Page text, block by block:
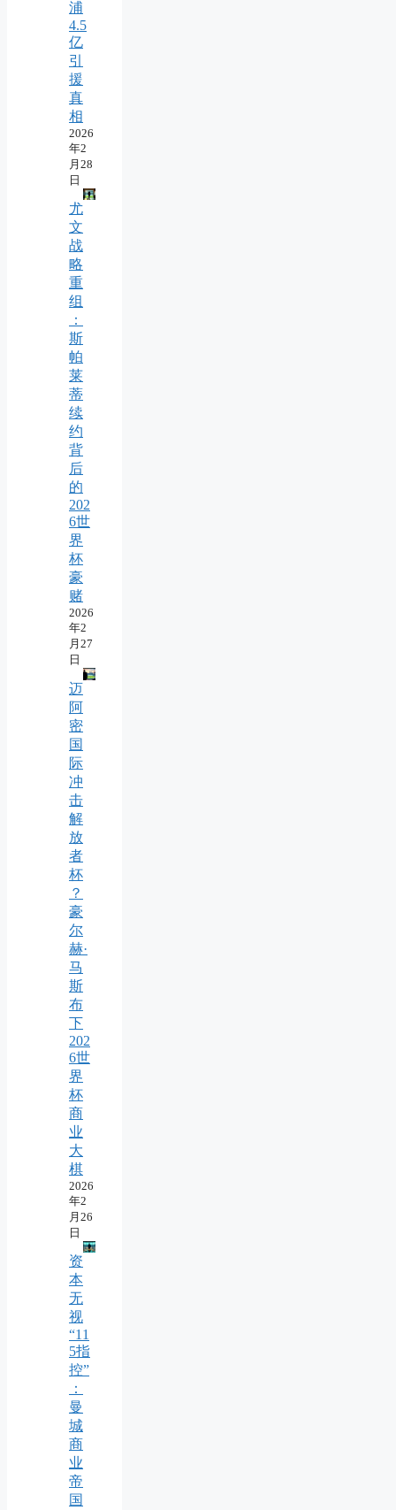
浦
4.5
亿
引
援
真
相
2026
年2
月28
日
尤
文
战
略
重
组
：
斯
帕
莱
蒂
续
约
背
后
的
202
6世
界
杯
豪
赌
2026
年2
月27
日
迈
阿
密
国
际
冲
击
解
放
者
杯
？
豪
尔
赫·
马
斯
布
下
202
6世
界
杯
商
业
大
棋
2026
年2
月26
日
资
本
无
视
“11
5指
控”
：
曼
城
商
业
帝
国